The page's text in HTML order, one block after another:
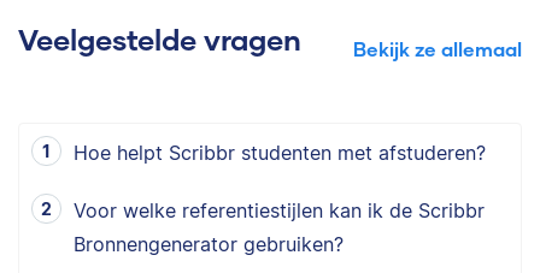
Veelgestelde vragen Bekijk ze allemaal
Hoe helpt Scribbr studenten met afstuderen?
Voor welke referentiestijlen kan ik de Scribbr
Bronnengenerator gebruiken?